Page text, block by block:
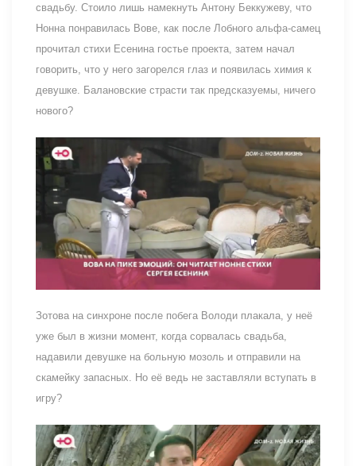
свадьбу. Стоило лишь намекнуть Антону Беккужеву, что
Нонна понравилась Вове, как после Лобного альфа-самец
прочитал стихи Есенина гостье проекта, затем начал
говорить, что у него загорелся глаз и появилась химия к
девушке. Балановские страсти так предсказуемы, ничего
нового?
Зотова на синхроне после побега Володи плакала, у неё
уже был в жизни момент, когда сорвалась свадьба,
надавили девушке на больную мозоль и отправили на
скамейку запасных. Но её ведь не заставляли вступать в
игру?